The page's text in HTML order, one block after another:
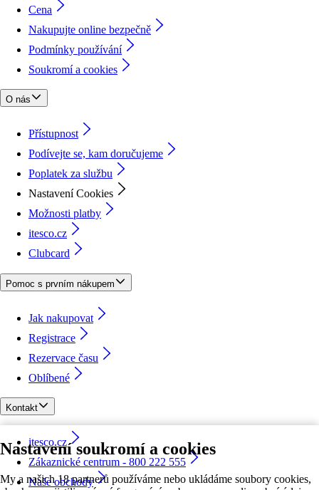
Nastavení soukromí a cookies
My a našich 18 partnerů používáme nebo ukládáme soubory cookies,
Cena
Nakupujte online bezpečně
Podmínky používání
Soukromí a cookies
O nás
Přístupnost
Podívejte se, kam doručujeme
Poplatek za službu
Nastavení Cookies
Možnosti platby
itesco.cz
Clubcard
Pomoc s prvním nákupem
Jak nakupovat
Registrace
Rezervace času
Oblíbené
Kontakt
itesco.cz
Zákaznické centrum - 800 222 555
Naše obchody